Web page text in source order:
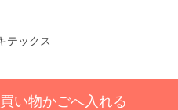
テックス
買い物かごへ入れる